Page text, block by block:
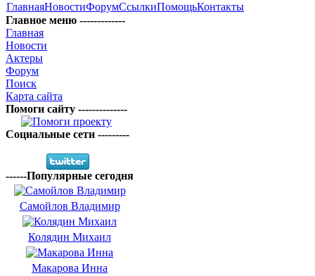
ГлавнаяНовостиФорумСсылкиПомощьКонтакты
Главное меню -------------
Главная
Новости
Актеры
Форум
Поиск
Карта сайта
Помоги сайту --------------
Социальные сети ---------
------Популярные сегодня
Самойлов Владимир
Колядин Михаил
Макарова Инна